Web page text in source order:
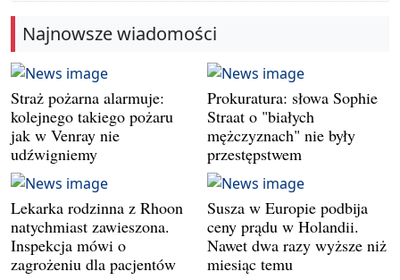
Najnowsze wiadomości
Straż pożarna alarmuje:
kolejnego takiego pożaru
jak w Venray nie
udźwigniemy
Prokuratura: słowa Sophie
Straat o "białych
mężczyznach" nie były
przestępstwem
Lekarka rodzinna z Rhoon
natychmiast zawieszona.
Inspekcja mówi o
zagrożeniu dla pacjentów
Susza w Europie podbija
ceny prądu w Holandii.
Nawet dwa razy wyższe niż
miesiąc temu